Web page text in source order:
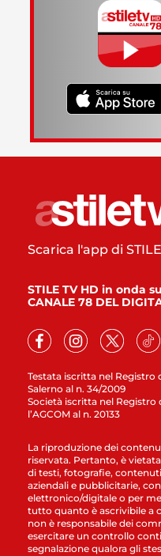
Testata iscritta nel Registro
Salerno al n. 34/2009
Società iscritta nel Registro
l’AGCOM al n. 20133
Scarica l'app di
STILE TV HD in onda
CANALE 78 DEL
La riproduzione dei
riservata. Pertanto, è
di testi, fotografie,
aziendali e pubblicitarie,
elettronico/digitale o per
tutto quanto è ascrivibile a
non è responsabile dei
esercitare un controllo
segnalazione qualora gli